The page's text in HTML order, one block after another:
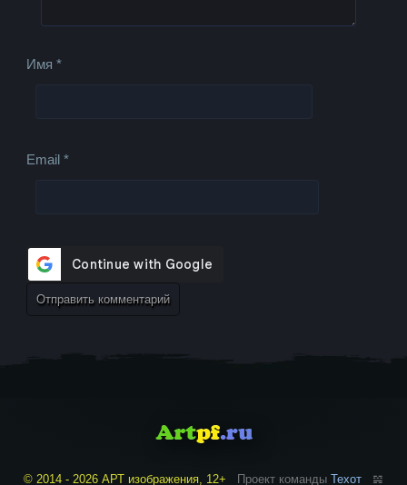
Имя*
Email*
© 2014 - 2026 АРТ изображения, 12+ Проект команды Техот 𝌴